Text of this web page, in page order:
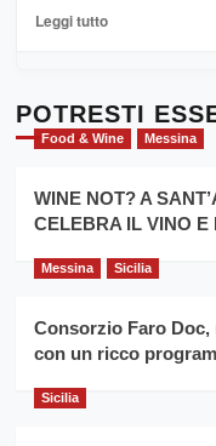
Sicilia
l’
evento
per
la
filiera
grano
Leggi tuttoLeggi
Cronoscalata
Giarre
Montesalice
per
il
anno
Franco
Caruso
POTRESTI
Food & Wine Messina
WINE NOT? A
CELEBRA IL VINO E
Messina Sicilia
Consorzio Faro
con un ricco
Sicilia